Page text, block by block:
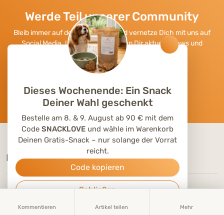
Kommentieren Artikel teilen Mehr
Werde Teil unserer Community
Bleib immer auf dem Laufenden und vernetze Dich mit uns auf
Social Media. Unsere Kanäle bieten Dir aktuelle News und
exklusive Einblicke.
KONTAKT
Tel.:+49 (0)6504 7433510
Dieses Wochenende: Ein Snack
Deiner Wahl geschenkt
Bestelle am 8. & 9. August ab 90 € mit dem
Code SNACKLOVE und wähle im Warenkorb
Deinen Gratis-Snack – nur solange der Vorrat
reicht.
Code kopieren
Schließen